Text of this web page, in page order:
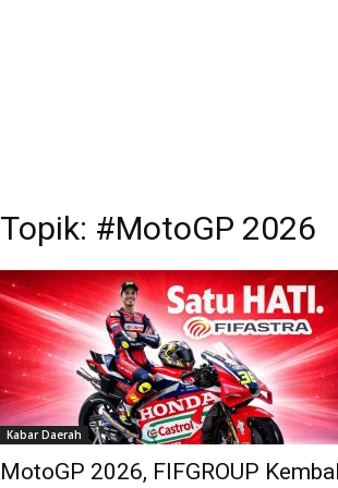
Topik: #MotoGP 2026
Kabar Daerah
MotoGP 2026, FIFGROUP